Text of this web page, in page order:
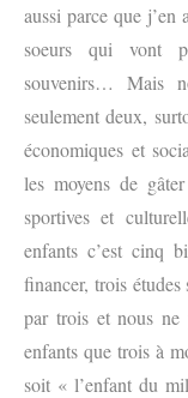
aussi parce que
soeurs qui vont
souvenirs… Mais
seulement deux,
économiques et
les moyens de
sportives et
enfants c’est cinq
financer, trois
par trois et nous ne
enfants que trois à
soit « l’enfant du